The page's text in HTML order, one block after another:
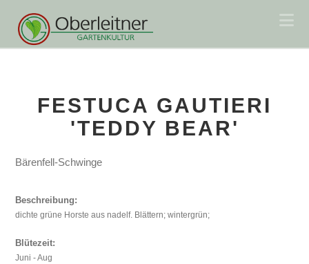
FESTUCA GAUTIERI
'TEDDY BEAR'
Bärenfell-Schwinge
Beschreibung:
dichte grüne Horste aus nadelf. Blättern; wintergrün;
Blütezeit:
Juni - Aug